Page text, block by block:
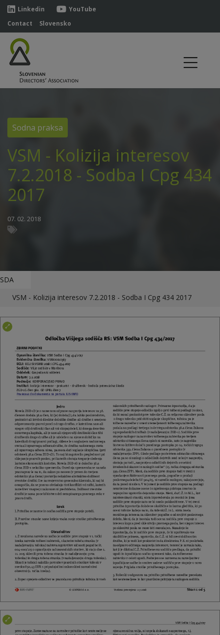
Linkedin
YouTube
Contact
Slovensko
Sodna praksa
VSM - Kolizija interesov
7.2.2018 - Sodba I Cpg 434
2017
07. 02. 2018
SDA
VSM - Kolizija interesov 7.2.2018 - Sodba I Cpg 434 2017